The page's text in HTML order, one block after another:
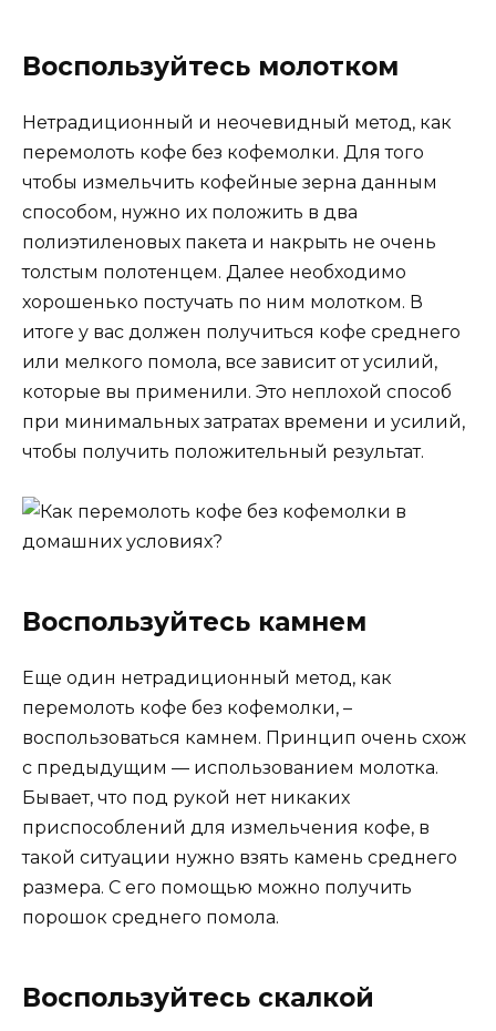
Воспользуйтесь молотком
Нетрадиционный и неочевидный метод, как
перемолоть кофе без кофемолки. Для того
чтобы измельчить кофейные зерна данным
способом, нужно их положить в два
полиэтиленовых пакета и накрыть не очень
толстым полотенцем. Далее необходимо
хорошенько постучать по ним молотком. В
итоге у вас должен получиться кофе среднего
или мелкого помола, все зависит от усилий,
которые вы применили. Это неплохой способ
при минимальных затратах времени и усилий,
чтобы получить положительный результат.
Воспользуйтесь камнем
Еще один нетрадиционный метод, как
перемолоть кофе без кофемолки, –
воспользоваться камнем. Принцип очень схож
с предыдущим — использованием молотка.
Бывает, что под рукой нет никаких
приспособлений для измельчения кофе, в
такой ситуации нужно взять камень среднего
размера. С его помощью можно получить
порошок среднего помола.
Воспользуйтесь скалкой